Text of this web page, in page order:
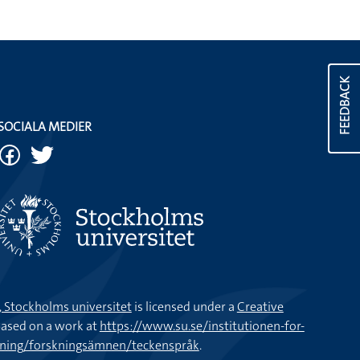
FEEDBACK
MEDIER
universitetis licensed under aCreative
on a work athttps://www.su.se/institutionen-for-
forskningsämnen/teckenspråk.